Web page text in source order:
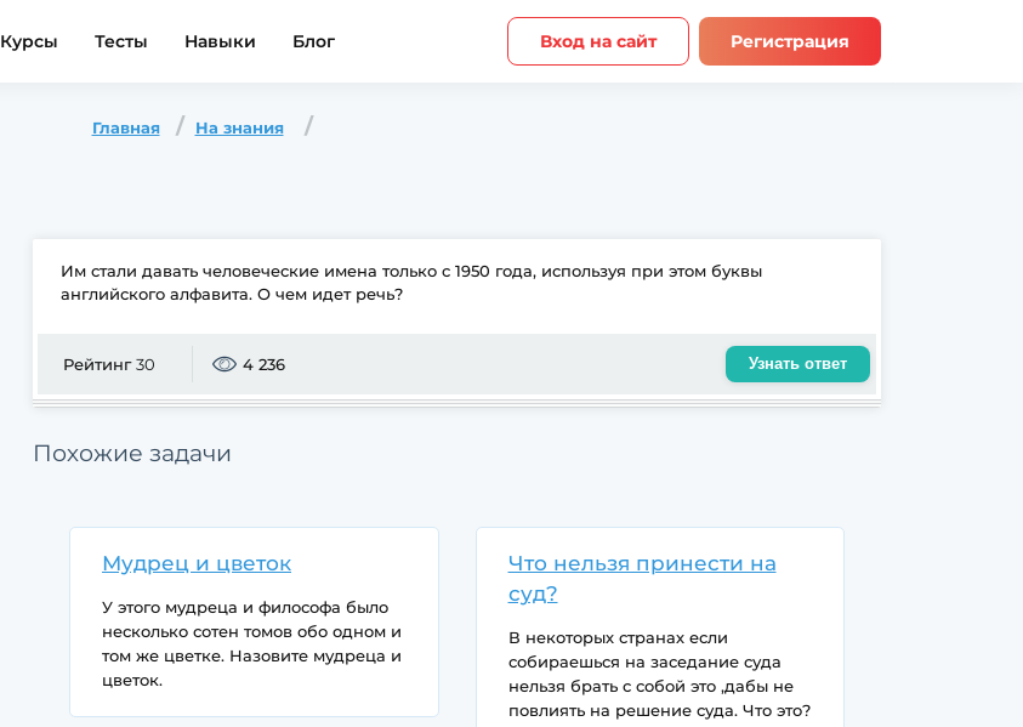
Курсы Тесты Навыки Блог Вход на сайт Регистрация
Главная На знания
Им стали давать человеческие имена только с 1950 года, используя при этом буквы
английского алфавита. О чем идет речь?
Рейтинг30 4 236 Узнать ответ
Похожие задачи
Мудрец и цветок
У этого мудреца и философа было
несколько сотен томов обо одном и
том же цветке. Назовите мудреца и
цветок.
Что нельзя принести на
суд?
В некоторых странах если
собираешься на заседание суда
нельзя брать с собой это ,дабы не
повлиять на решение суда. Что это?